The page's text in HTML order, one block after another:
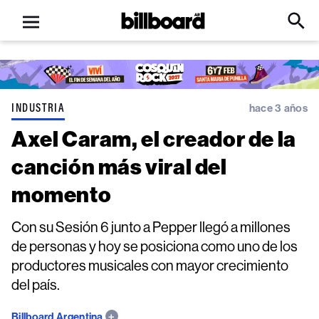
Open
menu
Billboard
Click
Input
INDUSTRIA hace 3 años
Axel Caram, el creador de la
canción más viral del
momento
Con su Sesión 6 junto a Pepper llegó a millones
de personas y hoy se posiciona como uno de los
productores musicales con mayor crecimiento
del país.